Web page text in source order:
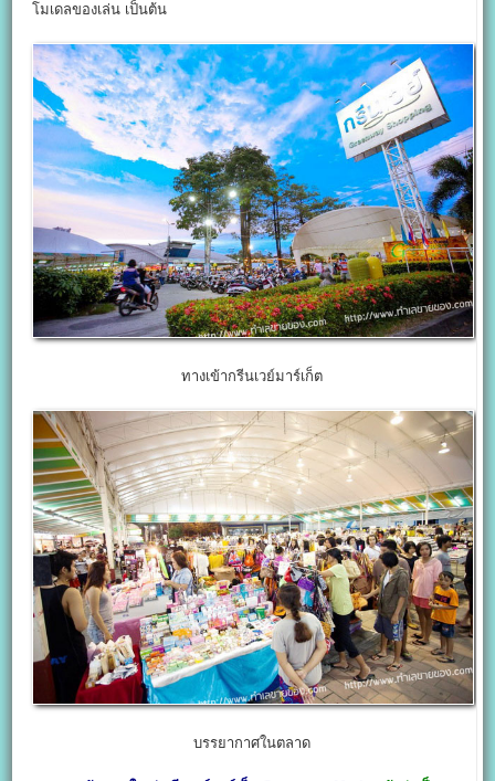
โมเดลของเล่น เป็นต้น
ทางเข้ากรีนเวย์มาร์เก็ต
บรรยากาศในตลาด